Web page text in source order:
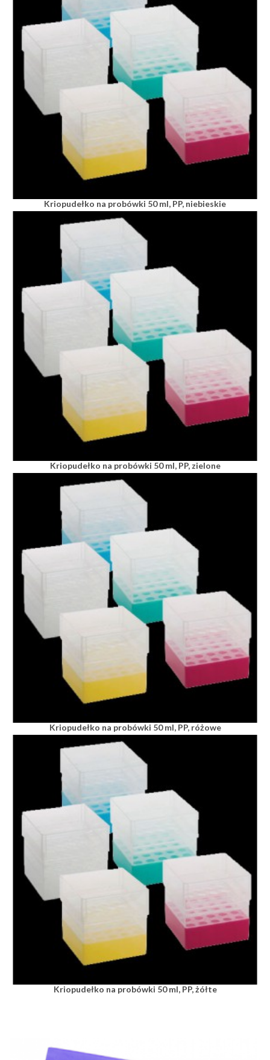
Kriopudełko na probówki 50 ml, PP, niebieskie
Kriopudełko na probówki 50 ml, PP, zielone
Kriopudełko na probówki 50 ml, PP, różowe
Kriopudełko na probówki 50 ml, PP, żółte